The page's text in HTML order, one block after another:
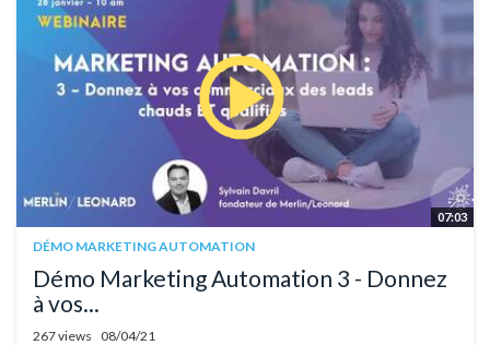
07:03
DÉMO MARKETING AUTOMATION
Démo Marketing Automation 3 - Donnez
à vos...
267 views 08/04/21